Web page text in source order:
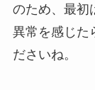
のため、最初
異常を感じた
ださいね。